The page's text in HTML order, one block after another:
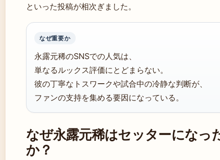
といった投稿が相次ぎました。
なぜ重要か
永露元稀のSNSでの人気は、
単なるルックス評価にとどまらない。
彼の丁寧なトスワークや試合中の冷静な判断が、
ファンの支持を集める要因になっている。
なぜ永露元稀はセッターになっ
か？